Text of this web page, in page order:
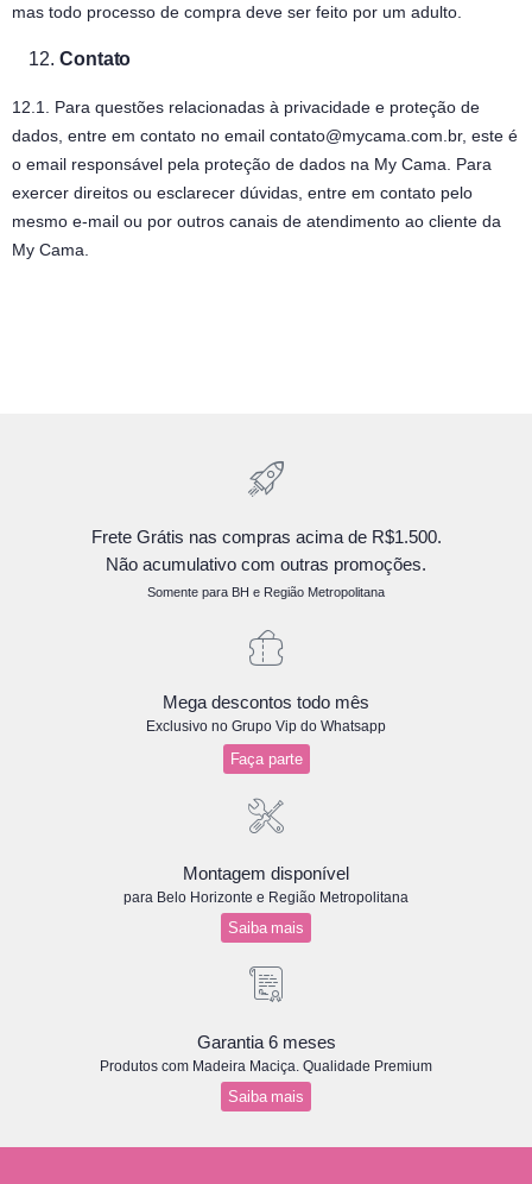
mas todo processo de compra deve ser feito por um adulto.
Contato
12.1. Para questões relacionadas à privacidade e proteção de
dados, entre em contato no email contato@mycama.com.br, este é
o email responsável pela proteção de dados na My Cama. Para
exercer direitos ou esclarecer dúvidas, entre em contato pelo
mesmo e-mail ou por outros canais de atendimento ao cliente da
My Cama.
Frete Grátis nas compras acima de R$1.500.
Não acumulativo com outras promoções.
Somente para BH e Região Metropolitana
Mega descontos todo mês
Exclusivo no Grupo Vip do Whatsapp
Faça parte
Montagem disponível
para Belo Horizonte e Região Metropolitana
Saiba mais
Garantia 6 meses
Produtos com Madeira Maciça. Qualidade Premium
Saiba mais